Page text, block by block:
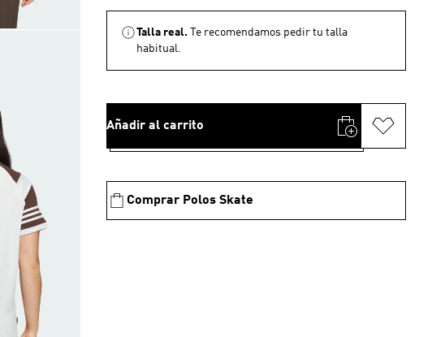
Talla real.
Te recomendamos pedir tu talla
habitual.
Añadir al carrito
Comprar Polos Skate